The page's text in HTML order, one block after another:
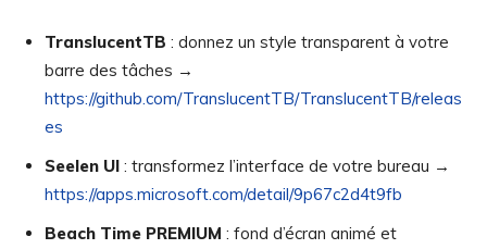
TranslucentTB : donnez un style transparent à votre
barre des tâches →
https://github.com/TranslucentTB/TranslucentTB/releas
es
Seelen UI : transformez l’interface de votre bureau →
https://apps.microsoft.com/detail/9p67c2d4t9fb
Beach Time PREMIUM : fond d’écran animé et